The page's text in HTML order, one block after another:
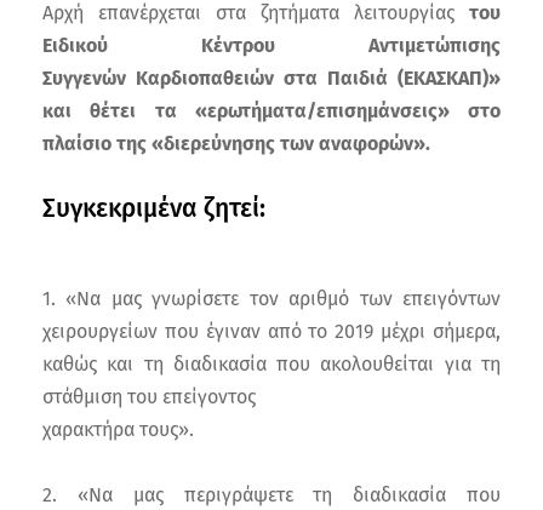
Αρχή επανέρχεται στα ζητήματα λειτουργίας του
Ειδικού Κέντρου Αντιμετώπισης
Συγγενών Καρδιοπαθειών στα Παιδιά (ΕΚΑΣΚΑΠ)»
και θέτει τα «ερωτήματα/επισημάνσεις» στο
πλαίσιο της «διερεύνησης των αναφορών».
Συγκεκριμένα ζητεί:
1. «Να μας γνωρίσετε τον αριθμό των επειγόντων
χειρουργείων που έγιναν από το 2019 μέχρι σήμερα,
καθώς και τη διαδικασία που ακολουθείται για τη
στάθμιση του επείγοντος
χαρακτήρα τους».
2. «Να μας περιγράψετε τη διαδικασία που